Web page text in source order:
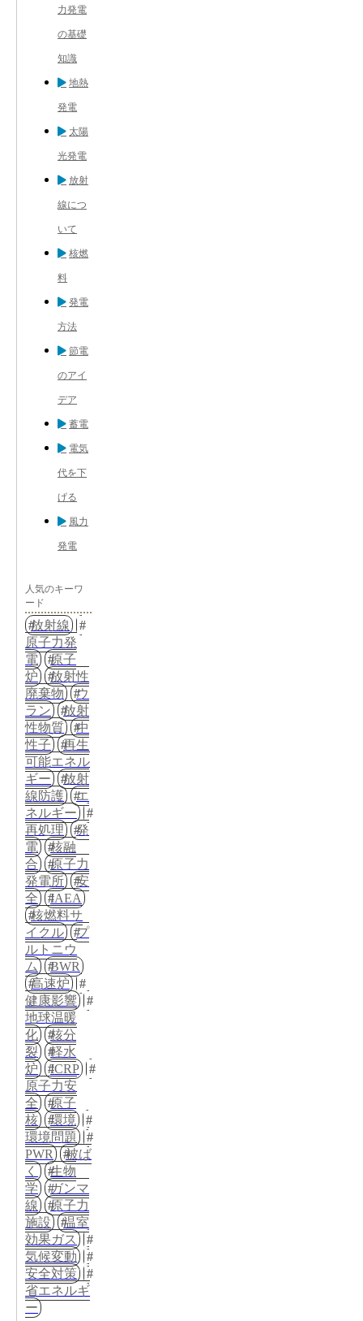
力発電
の基礎
知識
地熱
発電
太陽
光発電
放射
線につ
いて
核燃
料
発電
方法
節電
のアイ
デア
蓄電
電気
代を下
げる
風力
発電
人気のキーワ
ード
放射線
原子力発
電
原子
炉
放射性
廃棄物
ウ
ラン
放射
性物質
中
性子
再生
可能エネル
ギー
放射
線防護
エ
ネルギー
再処理
発
電
核融
合
原子力
発電所
安
全
IAEA
核燃料サ
イクル
プ
ルトニウ
ム
BWR
高速炉
健康影響
地球温暖
化
核分
裂
軽水
炉
ICRP
原子力安
全
原子
核
環境
環境問題
PWR
被ば
く
生物
学
ガンマ
線
原子力
施設
温室
効果ガス
気候変動
安全対策
省エネルギ
ー